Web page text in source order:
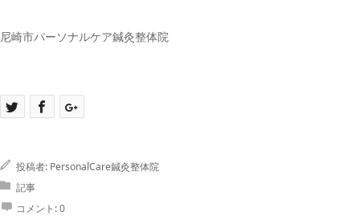
尼崎市パーソナルケア鍼灸整体院
投稿者: PersonalCare鍼灸整体院
記事
コメント:0